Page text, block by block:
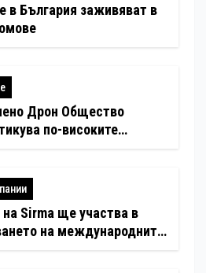
в България заживяват в
Дрон Общество
по-високите
на Sirma ще участва в
на международните